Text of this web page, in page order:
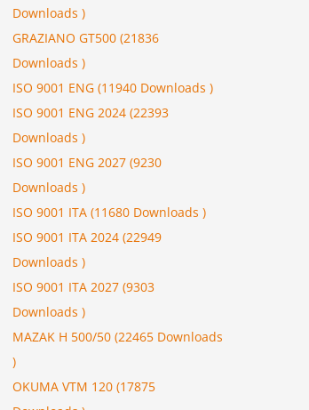
Downloads )
GRAZIANO GT500 (21836
Downloads )
ISO 9001 ENG (11940 Downloads )
ISO 9001 ENG 2024 (22393
Downloads )
ISO 9001 ENG 2027 (9230
Downloads )
ISO 9001 ITA (11680 Downloads )
ISO 9001 ITA 2024 (22949
Downloads )
ISO 9001 ITA 2027 (9303
Downloads )
MAZAK H 500/50 (22465 Downloads
)
OKUMA VTM 120 (17875